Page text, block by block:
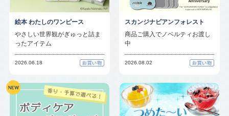
絵本 わたしのワンピース
やさしい世界観がぎゅっと詰ま
ったアイテム
2026.06.18
スカンジナビアンフォレスト
商品ご購入でノベルティお渡し
中
2026.08.02